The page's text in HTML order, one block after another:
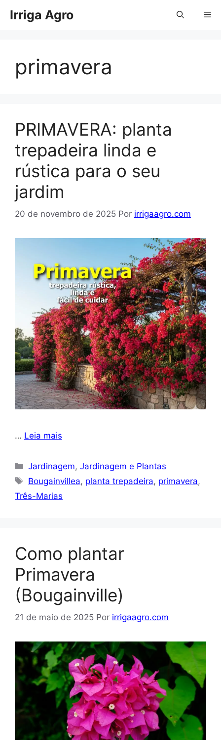
paraIrriga Agro
primavera
PRIMAVERA: planta
trepadeira linda e
rústica para o seu
jardim
20 de novembro de 2025 Por irrigaagro.com
… Leia mais
Categorias
Jardinagem,Jardinagem e Plantas
Tags
Bougainvillea, planta trepadeira, primavera,
Três-Marias
Como plantar
Primavera
(Bougainville)
21 de maio de 2025 Por irrigaagro.com